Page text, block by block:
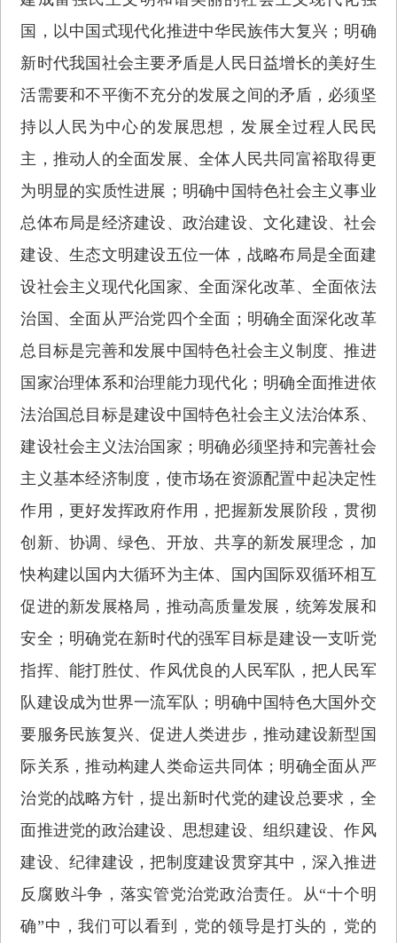
国，以中国式现代化推进中华民族伟大复兴；明确
新时代我国社会主要矛盾是人民日益增长的美好生
活需要和不平衡不充分的发展之间的矛盾，必须坚
持以人民为中心的发展思想，发展全过程人民民
主，推动人的全面发展、全体人民共同富裕取得更
为明显的实质性进展；明确中国特色社会主义事业
总体布局是经济建设、政治建设、文化建设、社会
建设、生态文明建设五位一体，战略布局是全面建
设社会主义现代化国家、全面深化改革、全面依法
治国、全面从严治党四个全面；明确全面深化改革
总目标是完善和发展中国特色社会主义制度、推进
国家治理体系和治理能力现代化；明确全面推进依
法治国总目标是建设中国特色社会主义法治体系、
建设社会主义法治国家；明确必须坚持和完善社会
主义基本经济制度，使市场在资源配置中起决定性
作用，更好发挥政府作用，把握新发展阶段，贯彻
创新、协调、绿色、开放、共享的新发展理念，加
快构建以国内大循环为主体、国内国际双循环相互
促进的新发展格局，推动高质量发展，统筹发展和
安全；明确党在新时代的强军目标是建设一支听党
指挥、能打胜仗、作风优良的人民军队，把人民军
队建设成为世界一流军队；明确中国特色大国外交
要服务民族复兴、促进人类进步，推动建设新型国
际关系，推动构建人类命运共同体；明确全面从严
治党的战略方针，提出新时代党的建设总要求，全
面推进党的政治建设、思想建设、组织建设、作风
建设、纪律建设，把制度建设贯穿其中，深入推进
反腐败斗争，落实管党治党政治责任。从“十个明
确”中，我们可以看到，党的领导是打头的，党的